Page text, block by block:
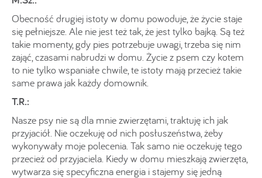
Obecność drugiej istoty w domu powoduje, że życie staje
się pełniejsze. Ale nie jest też tak, że jest tylko bajką. Są też
takie momenty, gdy pies potrzebuje uwagi, trzeba się nim
zająć, czasami nabrudzi w domu. Życie z psem czy kotem
to nie tylko wspaniałe chwile, te istoty mają przecież takie
same prawa jak każdy domownik.
T.R.:
Nasze psy nie są dla mnie zwierzętami, traktuję ich jak
przyjaciół. Nie oczekuję od nich posłuszeństwa, żeby
wykonywały moje polecenia. Tak samo nie oczekuję tego
przecież od przyjaciela. Kiedy w domu mieszkają zwierzęta,
wytwarza się specyficzna energia i stajemy się jedną